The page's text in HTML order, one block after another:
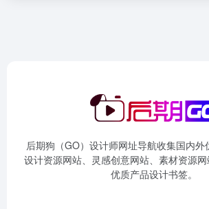
后期狗（GO）设计师网址导航收集国内外
设计资源网站、灵感创意网站、素材资源
优质产品设计书签。